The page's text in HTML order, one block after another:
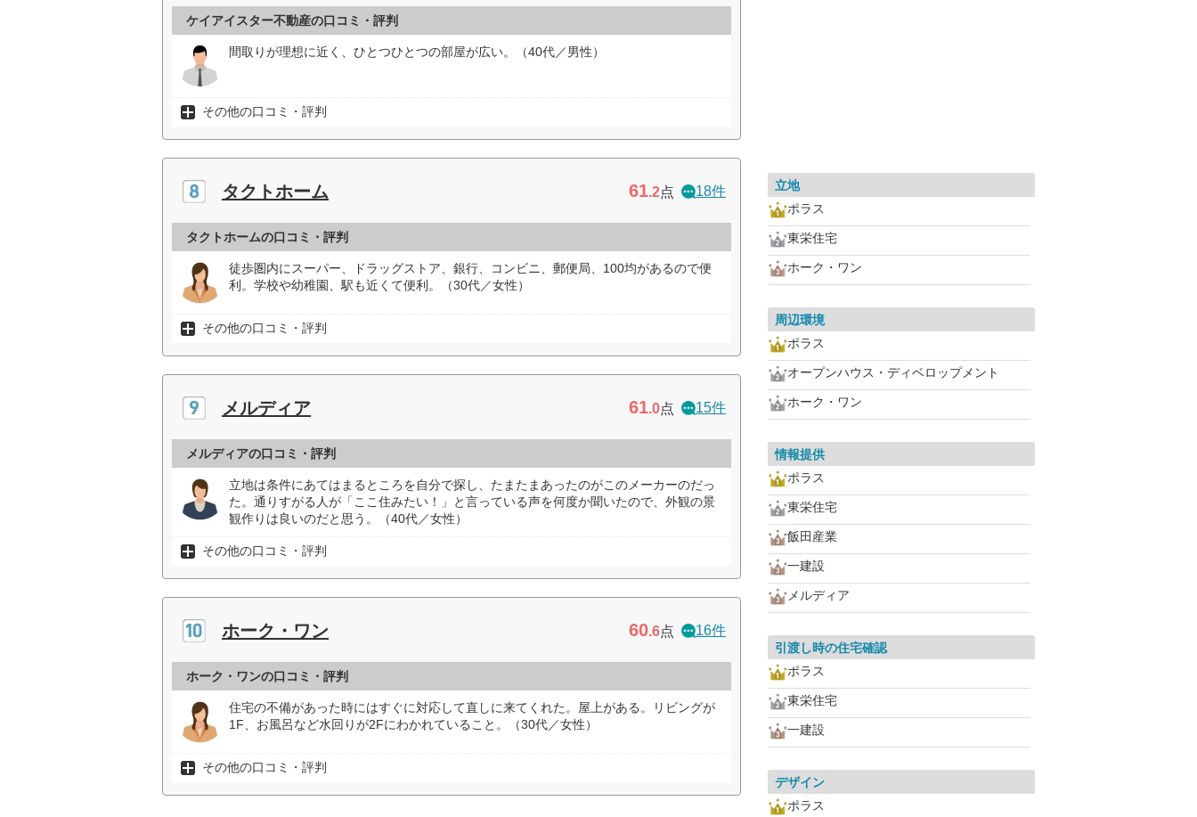
ケイアイスター不動産の口コミ・評判
間取りが理想に近く、ひとつひとつの部屋が広い。（40代／男性）
その他の口コミ・評判
タクトホーム 61.2点 18件
タクトホームの口コミ・評判
徒歩圏内にスーパー、ドラッグストア、銀行、コンビニ、郵便局、100均があるので便
利。学校や幼稚園、駅も近くて便利。（30代／女性）
その他の口コミ・評判
メルディア 61.0点 15件
メルディアの口コミ・評判
立地は条件にあてはまるところを自分で探し、たまたまあったのがこのメーカーのだっ
た。通りすがる人が「ここ住みたい！」と言っている声を何度か聞いたので、外観の景
観作りは良いのだと思う。（40代／女性）
その他の口コミ・評判
ホーク・ワン 60.6点 16件
ホーク・ワンの口コミ・評判
住宅の不備があった時にはすぐに対応して直しに来てくれた。屋上がある。リビングが
1F、お風呂など水回りが2Fにわかれていること。（30代／女性）
その他の口コミ・評判
立地
ポラス
東栄住宅
ホーク・ワン
周辺環境
ポラス
オープンハウス・ディベロップメント
ホーク・ワン
情報提供
ポラス
東栄住宅
飯田産業
一建設
メルディア
引渡し時の住宅確認
ポラス
東栄住宅
一建設
デザイン
ポラス